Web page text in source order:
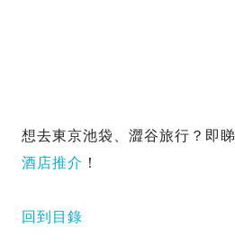
想去東京池袋、澀谷旅行？即睇
酒店推介 ！
回到目錄